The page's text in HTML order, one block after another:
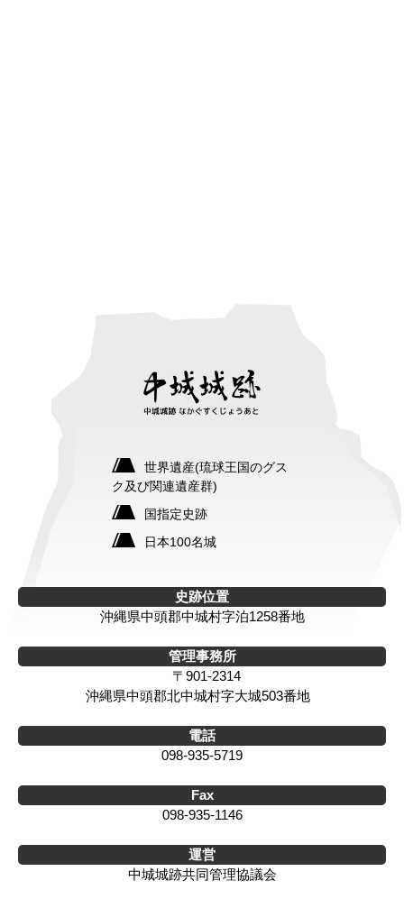
世界遺産(琉球王国のグス
ク及び関連遺産群)
国指定史跡
日本100名城
史跡位置
沖縄県中頭郡中城村字泊1258番地
管理事務所
〒901-2314
沖縄県中頭郡北中城村字大城503番地
電話
098-935-5719
Fax
098-935-1146
運営
中城城跡共同管理協議会